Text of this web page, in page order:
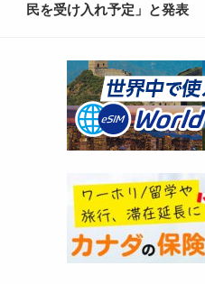
民を受け入れ予定」と発表